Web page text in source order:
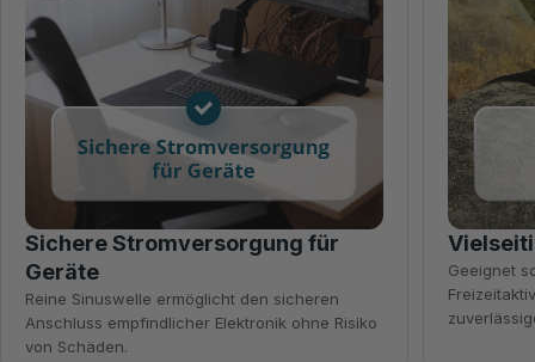
Sichere Stromversorgung für
Geräte
Reine Sinuswelle ermöglicht den sicheren
Anschluss empfindlicher Elektronik ohne Risiko
von Schäden.
Geeignet